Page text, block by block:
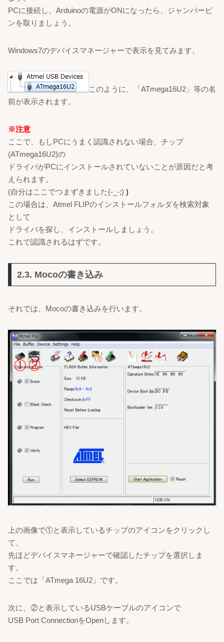
PCに接続し、Arduinoの電源がONになったら、ジャンパーピ
ンを取りましょう。
Windows7のデバイスマネージャーで表示を見てみます。
このように、「ATmega16U2」等の名
前が表示されます。
※注意
ここで、もしPCにうまく認識されない場合、チップ
(ATmega16U2)の
ドライバがPCにインストールされていないことが原因だと考
えられます。
(自分はここでつまずきました(-_-;) )
この場合は、Atmel FLIPのインストールフォルダを検索対象
として
ドライバを探し、インストールしましょう。
これで認識されるはずです。
2.3. Mocoの書き込み
それでは、Mocoの書き込みを行います。
上の画像で①と表示しているチップのアイコンをクリックし
て、
先ほどデバイスマネージャーで確認したチップを選択しま
す。
ここでは「ATmega 16U2」です。
次に、②と表示しているUSBケーブルのアイコンで
USB Port ConnectionをOpenします。